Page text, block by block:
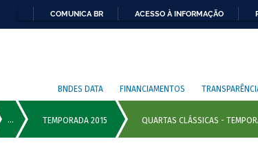
COMUNICA BR ACESSO À INFORMAÇÃO
BNDES DATA FINANCIAMENTOS